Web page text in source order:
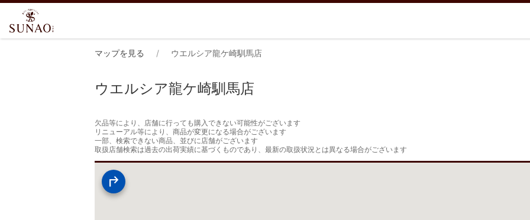
マップを見る ウエルシア龍ケ崎馴馬店
ウエルシア龍ケ崎馴馬店
欠品等により、店舗に行っても購入できない可能性がございます
リニューアル等により、商品が変更になる場合がございます
一部、検索できない商品、並びに店舗がございます
取扱店舗検索は過去の出荷実績に基づくものであり、最新の取扱状況とは異なる場合がございます